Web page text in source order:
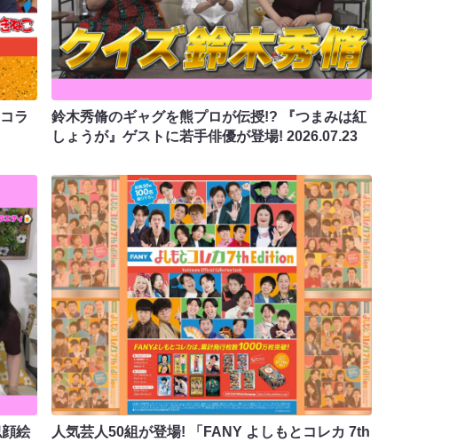
ラ
鈴木秀脩のギャグを熊プロが伝授!? 『つまみは紅
しょうが』ゲストに若手俳優が登場! 2026.07.23
絵
人気芸人50組が登場! 「FANY よしもとコレカ 7th